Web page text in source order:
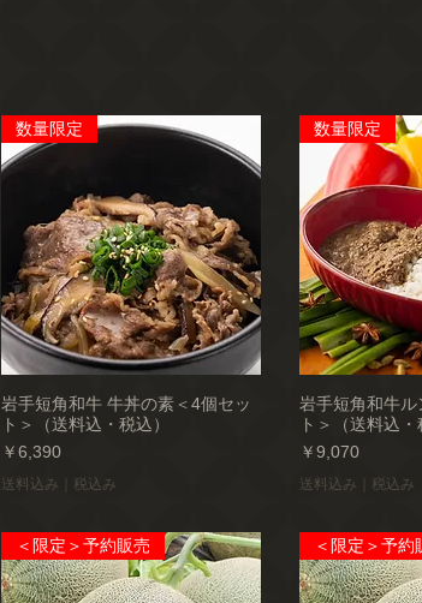
数量限定
岩手短角和牛 牛丼の素＜4個セッ
ト＞（送料込・税込）
価格
￥6,390
送料込み｜税込み
数量限定
岩手短角和牛ル
ト＞（送料込・
価格
￥9,070
送料込み｜税込み
＜限定＞予約販売 ＜限定＞予約